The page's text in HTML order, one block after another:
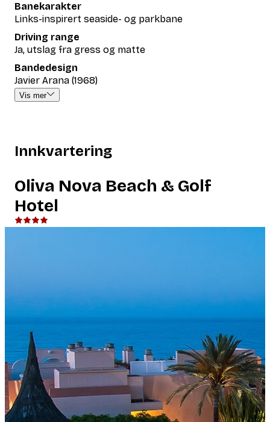
Banekarakter
Links-inspirert seaside- og parkbane
Driving range
Ja, utslag fra gress og matte
Bandedesign
Javier Arana (1968)
Vis mer
Innkvartering
Oliva Nova Beach & Golf
Hotel